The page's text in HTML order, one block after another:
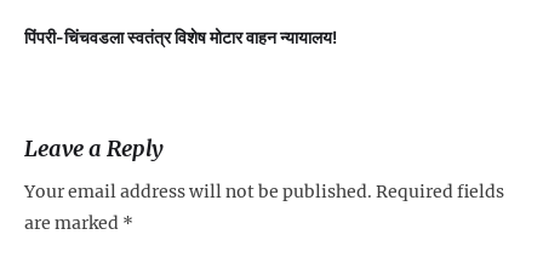
पिंपरी-चिंचवडला स्वतंत्र विशेष मोटार वाहन न्यायालय!
Leave a Reply
Your email address will not be published. Required fields
are marked *